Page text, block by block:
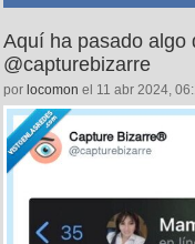
Aquí ha pasado algo
@capturebizarre
por locomon el 11 abr 2024,